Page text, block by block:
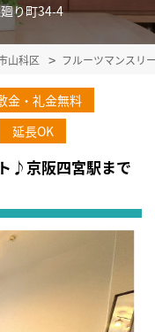
り町34-4
山科区 フルーツマンスリ
金・礼金無料
延長OK
♪京阪四宮駅まで